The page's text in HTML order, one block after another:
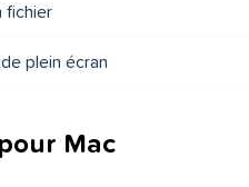
fichier
plein écran
Mac